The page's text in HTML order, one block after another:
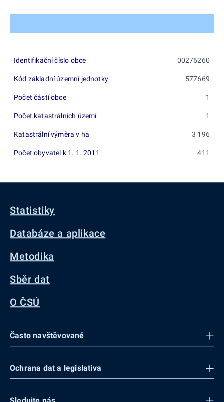
Identifikační číslo obce 00276260
Kód základní územní jednotky 577669
Počet částí obce 1
Počet katastrálních území 1
Katastrální výměra v ha 3 196
Počet obyvatel k 1. 1. 2011 411
Statistiky
Databáze a aplikace
Metodika
Sběr dat
O ČSÚ
Často navštěvované
Ochrana dat a legislativa